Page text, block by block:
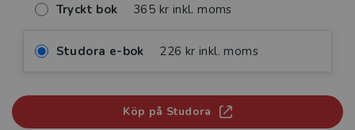
Tryckt bok 365 kr inkl. moms
Studora e-bok 226 kr inkl. moms
Köp på Studora